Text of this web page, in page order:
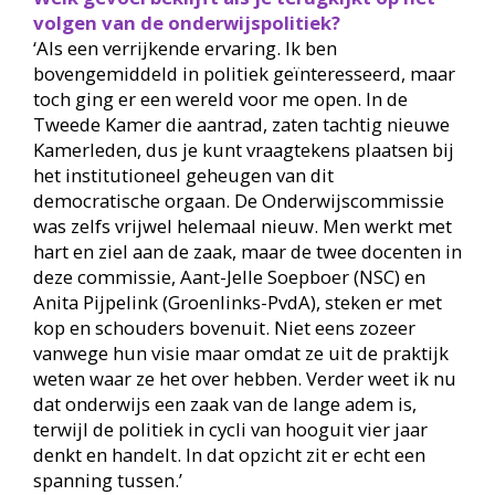
volgen van de onderwijspolitiek?
‘Als een verrijkende ervaring. Ik ben
bovengemiddeld in politiek geïnteresseerd, maar
toch ging er een wereld voor me open. In de
Tweede Kamer die aantrad, zaten tachtig nieuwe
Kamerleden, dus je kunt vraagtekens plaatsen bij
het institutioneel geheugen van dit
democratische orgaan. De Onderwijscommissie
was zelfs vrijwel helemaal nieuw. Men werkt met
hart en ziel aan de zaak, maar de twee docenten in
deze commissie, Aant-Jelle Soepboer (NSC) en
Anita Pijpelink (Groenlinks-PvdA), steken er met
kop en schouders bovenuit. Niet eens zozeer
vanwege hun visie maar omdat ze uit de praktijk
weten waar ze het over hebben. Verder weet ik nu
dat onderwijs een zaak van de lange adem is,
terwijl de politiek in cycli van hooguit vier jaar
denkt en handelt. In dat opzicht zit er echt een
spanning tussen.’